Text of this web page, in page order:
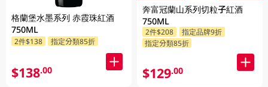
格蘭堡水墨系列 赤霞珠紅酒
750ML
2件$138 指定分類85折
$138.00
奔富冠蘭山系列切粒子紅酒
750ML
2件$208
指定品牌9折
指定分類85折
$129.00